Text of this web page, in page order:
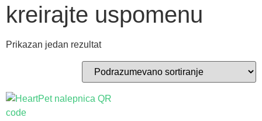
kreirajte uspomenu
Prikazan jedan rezultat